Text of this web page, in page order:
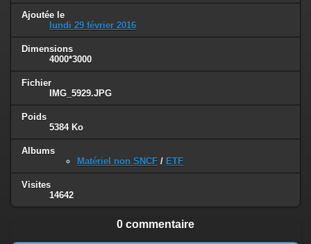
Ajoutée le
lundi 29 février 2016
Dimensions
4000*3000
Fichier
IMG_5929.JPG
Poids
5384 Ko
Albums
Matériel non SNCF / ETF
Visites
14642
0 commentaire